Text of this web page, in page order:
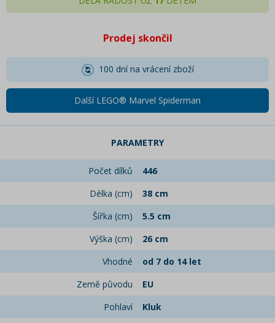
Prodej skončil
100 dní na vrácení zboží
Další LEGO® Marvel Spiderman
PARAMETRY
Počet dílků
446
Délka (cm)
38 cm
Šířka (cm)
5.5 cm
Výška (cm)
26 cm
Vhodné
od 7 do 14 let
Země původu
EU
Pohlaví
Kluk